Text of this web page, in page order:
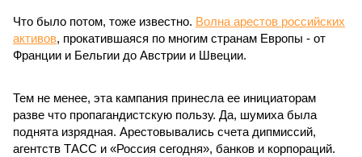
Что было потом, тоже известно. Волна арестов российских
активов, прокатившаяся по многим странам Европы - от
Франции и Бельгии до Австрии и Швеции.
Тем не менее, эта кампания принесла ее инициаторам
разве что пропагандистскую пользу. Да, шумиха была
поднята изрядная. Арестовывались счета дипмиссий,
агентств ТАСС и «Россия сегодня», банков и корпораций.